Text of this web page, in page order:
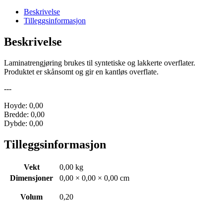
Beskrivelse
Tilleggsinformasjon
Beskrivelse
Laminatrengjøring brukes til syntetiske og lakkerte overflater.
Produktet er skånsomt og gir en kantløs overflate.
---
Hoyde: 0,00
Bredde: 0,00
Dybde: 0,00
Tilleggsinformasjon
Vekt
0,00 kg
Dimensjoner
0,00 × 0,00 × 0,00 cm
Volum 0,20